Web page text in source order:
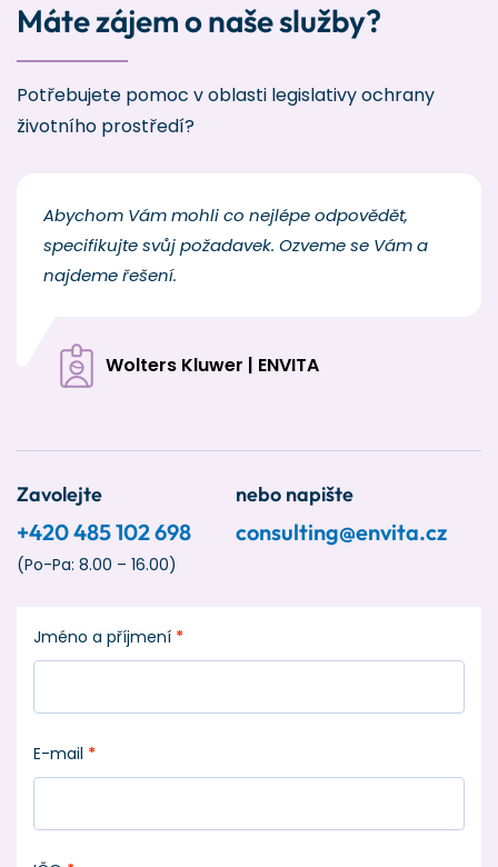
Máte zájem o naše služby?
Potřebujete pomoc v oblasti legislativy ochrany
životního prostředí?
Abychom Vám mohli co nejlépe odpovědět,
specifikujte svůj požadavek. Ozveme se Vám a
najdeme řešení.
Wolters Kluwer | ENVITA
Zavolejte
+420 485 102 698
(Po-Pa: 8.00 – 16.00)
nebo napište
consulting@envita.cz
Jméno a příjmení *
E-mail *